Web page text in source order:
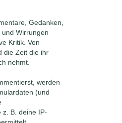
Gedanken,
Wirrungen
Kritik. Von
die Zeit die ihr
nehmt.
werden
(und
z. B. deine IP-